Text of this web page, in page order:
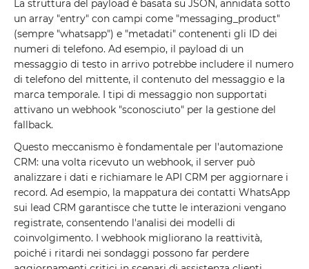
La struttura del payload è basata su JSON, annidata sotto
un array "entry" con campi come "messaging_product"
(sempre "whatsapp") e "metadati" contenenti gli ID dei
numeri di telefono. Ad esempio, il payload di un
messaggio di testo in arrivo potrebbe includere il numero
di telefono del mittente, il contenuto del messaggio e la
marca temporale. I tipi di messaggio non supportati
attivano un webhook "sconosciuto" per la gestione del
fallback.
Questo meccanismo è fondamentale per l'automazione
CRM: una volta ricevuto un webhook, il server può
analizzare i dati e richiamare le API CRM per aggiornare i
record. Ad esempio, la mappatura dei contatti WhatsApp
sui lead CRM garantisce che tutte le interazioni vengano
registrate, consentendo l'analisi dei modelli di
coinvolgimento. I webhook migliorano la reattività,
poiché i ritardi nei sondaggi possono far perdere